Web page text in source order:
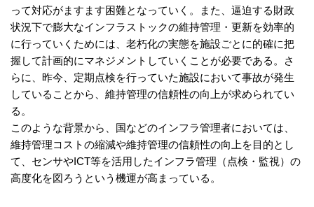
って対応がますます困難となっていく。また、逼迫する財政
状況下で膨大なインフラストックの維持管理・更新を効率的
に行っていくためには、老朽化の実態を施設ごとに的確に把
握して計画的にマネジメントしていくことが必要である。さ
らに、昨今、定期点検を行っていた施設において事故が発生
していることから、維持管理の信頼性の向上が求められてい
る。
このような背景から、国などのインフラ管理者においては、
維持管理コストの縮減や維持管理の信頼性の向上を目的とし
て、センサやICT等を活用したインフラ管理（点検・監視）の
高度化を図ろうという機運が高まっている。